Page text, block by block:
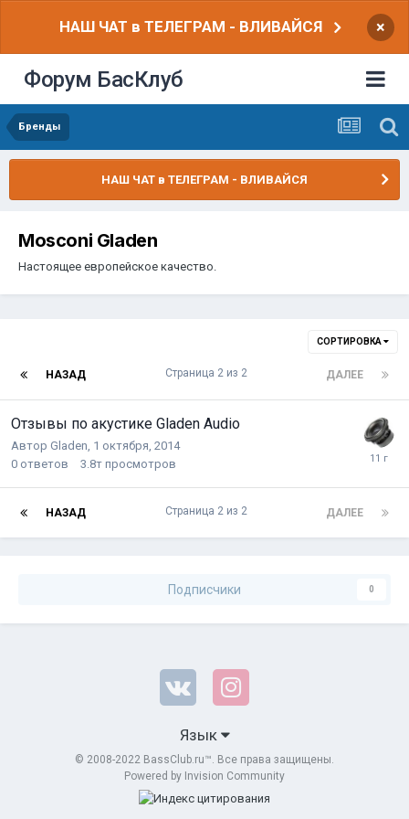
НАШ ЧАТ в ТЕЛЕГРАМ - ВЛИВАЙСЯ ×
Форум БасКлуб
Бренды
НАШ ЧАТ в ТЕЛЕГРАМ - ВЛИВАЙСЯ
Mosconi Gladen
Настоящее европейское качество.
СОРТИРОВКА
НАЗАД ДАЛЕЕ
Страница 2 из 2
Отзывы по акустике Gladen Audio
Автор Gladen 1 октября, 2014
0 ответов 3.8т просмотров
НАЗАД ДАЛЕЕ
Страница 2 из 2
Подписчики 0
Язык
© 2008-2022 BassClub.ru™. Все права защищены.
Powered by Invision Community